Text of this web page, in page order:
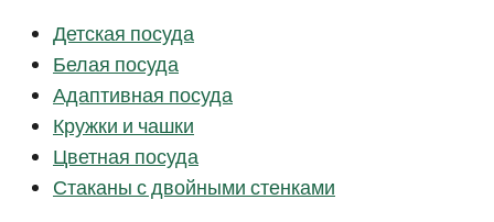
Детская посуда
Белая посуда
Адаптивная посуда
Кружки и чашки
Цветная посуда
Стаканы с двойными стенками